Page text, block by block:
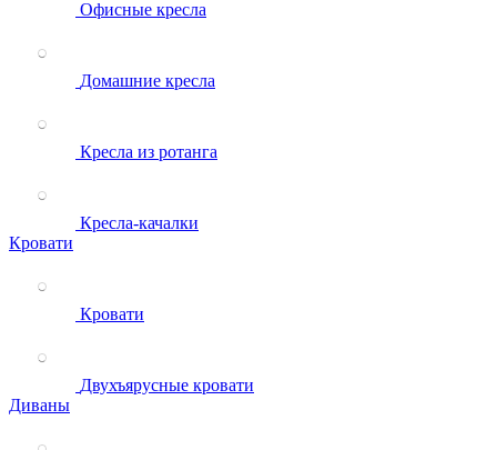
Офисные кресла
Домашние кресла
Кресла из ротанга
Кресла-качалки
Кровати
Кровати
Двухъярусные кровати
Диваны